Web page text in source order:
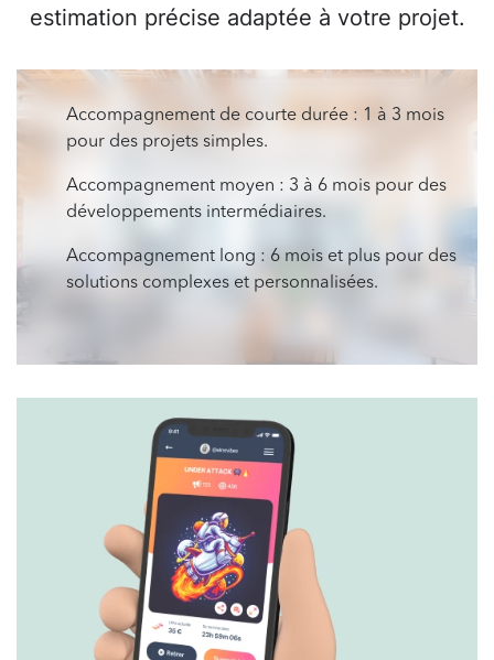
estimation précise adaptée à votre projet.
Accompagnement de courte durée : 1 à 3 mois
pour des projets simples.
Accompagnement moyen : 3 à 6 mois pour des
développements intermédiaires.
Accompagnement long : 6 mois et plus pour des
solutions complexes et personnalisées.